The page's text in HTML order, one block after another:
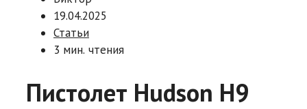
19.04.2025
Статьи
3 мин. чтения
Пистолет Hudson H9